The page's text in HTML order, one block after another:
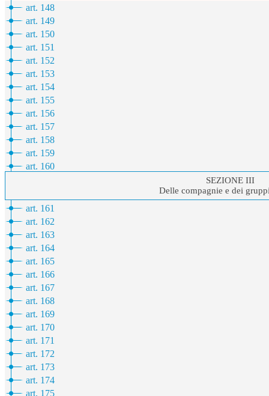
art. 148
art. 149
art. 150
art. 151
art. 152
art. 153
art. 154
art. 155
art. 156
art. 157
art. 158
art. 159
art. 160
SEZIONE III
Delle compagnie e dei
art. 161
art. 162
art. 163
art. 164
art. 165
art. 166
art. 167
art. 168
art. 169
art. 170
art. 171
art. 172
art. 173
art. 174
art. 175